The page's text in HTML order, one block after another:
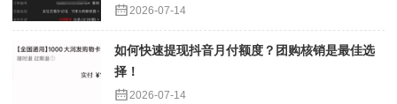
2026-07-14
如何快速提现抖音月付额度？团购核销是最佳选
择！
2026-07-14